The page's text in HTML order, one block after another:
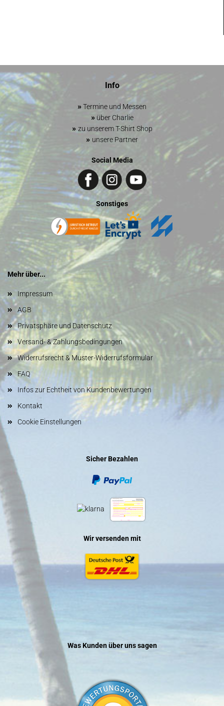
Info
»Termine und Messen
» über Charlie
» zu unserem T-Shirt Shop
» unsere Partner
Social Media
Sonstiges
Mehr über...
Impressum
AGB
Privatsphäre und Datenschutz
Versand- & Zahlungsbedingungen
Widerrufsrecht & Muster-Widerrufsformular
FAQ
Infos zur Echtheit von Kundenbewertungen
Kontakt
Cookie Einstellungen
Sicher Bezahlen
Wir versenden mit
Was Kunden über uns sagen